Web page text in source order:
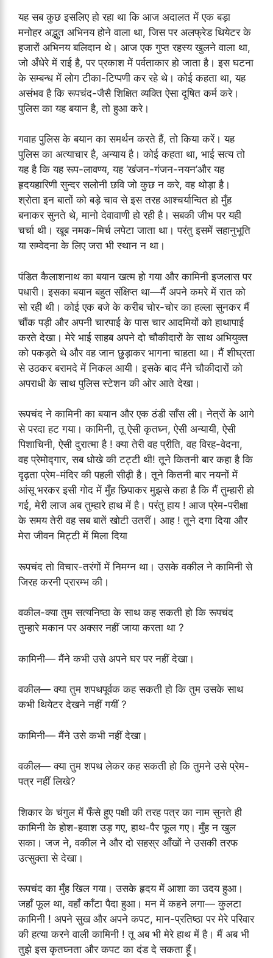
यह सब कुछ इसलिए हो रहा था कि आज अदालत में एक बड़ा
मनोहर अद्भुत अभिनय होने वाला था, जिस पर अलफ्रेड थियेटर के
हजारों अभिनय बलिदान थे। आज एक गुप्त रहस्य खुलने वाला था,
जो अँधेरे में राई है, पर प्रकाश में पर्वताकार हो जाता है। इस घटना
के सम्बन्ध में लोग टीका-टिप्पणी कर रहे थे। कोई कहता था, यह
असंभव है कि रूपचंद-जैसै शिक्षित व्यक्ति ऐसा दूषित कर्म करे।
पुलिस का यह बयान है, तो हुआ करे।
गवाह पुलिस के बयान का समर्थन करते हैं, तो किया करें। यह
पुलिस का अत्याचार है, अन्याय है। कोई कहता था, भाई सत्य तो
यह है कि यह रूप-लावण्य, यह ‘खंजन-गंजन-नयन’और यह
हृदयहारिणी सुन्दर सलोनी छवि जो कुछ न करे, वह थोड़ा है।
श्रोता इन बातों को बड़े चाव से इस तरह आश्चर्यान्वित हो मुँह
बनाकर सुनते थे, मानो देवावाणी हो रही है। सबकी जीभ पर यही
चर्चा थी। खूब नमक-मिर्च लपेटा जाता था। परंतु इसमें सहानुभूति
या सम्वेदना के लिए जरा भी स्थान न था।
पंडित कैलाशनाथ का बयान खत्म हो गया और कामिनी इजलास पर
पधारी। इसका बयान बहुत संक्षिप्त था—मैं अपने कमरे में रात को
सो रही थी। कोई एक बजे के करीब चोर-चोर का हल्ला सुनकर मैं
चौंक पड़ी और अपनी चारपाई के पास चार आदमियों को हाथापाई
करते देखा। मेरे भाई साहब अपने दो चौकीदारों के साथ अभियुक्त
को पकड़ते थे और वह जान छुड़ाकर भागना चाहता था। मैं शीघ्रता
से उठकर बरामदे में निकल आयी। इसके बाद मैंने चौकीदारों को
अपराधी के साथ पुलिस स्टेशन की ओर आते देखा।
रूपचंद ने कामिनी का बयान और एक ठंडी साँस ली। नेत्रों के आगे
से परदा हट गया। कामिनी, तू ऐसी कृतघ्न, ऐसी अन्यायी, ऐसी
पिशाचिनी, ऐसी दुरात्मा है ! क्या तेरी वह प्रीति, वह विरह-वेदना,
वह प्रेमोद्गार, सब धोखे की टट्टी थी! तूने कितनी बार कहा है कि
दृढ़ता प्रेम-मंदिर की पहली सीढ़ी है। तूने कितनी बार नयनों में
आंसू भरकर इसी गोद में मुँह छिपाकर मुझसे कहा है कि मैं तुम्हारी हो
गई, मेरी लाज अब तुम्हारे हाथ में है। परंतु हाय ! आज प्रेम-परीक्षा
के समय तेरी वह सब बातें खोटी उतरीं। आह ! तूने दगा दिया और
मेरा जीवन मिट्टी में मिला दिया
रूपचंद तो विचार-तरंगों में निमग्न था। उसके वकील ने कामिनी से
जिरह करनी प्रारम्भ की।
वकील-क्या तुम सत्यनिष्ठा के साथ कह सकती हो कि रूपचंद
तुम्हारे मकान पर अक्सर नहीं जाया करता था ?
कामिनी— मैंने कभी उसे अपने घर पर नहीं देखा।
वकील— क्या तुम शपथपूर्वक कह सकती हो कि तुम उसके साथ
कभी थियेटर देखने नहीं गयीं ?
कामिनी— मैंने उसे कभी नहीं देखा।
वकील— क्या तुम शपथ लेकर कह सकती हो कि तुमने उसे प्रेम-
पत्र नहीं लिखे?
शिकार के चंगुल में फँसे हुए पक्षी की तरह पत्र का नाम सुनते ही
कामिनी के होश-हवाश उड़ गए, हाथ-पैर फूल गए। मुँह न खुल
सका। जज ने, वकील ने और दो सहस्र आँखों ने उसकी तरफ
उत्सुक्ता से देखा।
रूपचंद का मुँह खिल गया। उसके हृदय में आशा का उदय हुआ।
जहाँ फूल था, वहाँ काँटा पैदा हुआ। मन में कहने लगा— कुलटा
कामिनी ! अपने सुख और अपने कपट, मान-प्रतिष्ठा पर मेरे परिवार
की हत्या करने वाली कामिनी ! तू अब भी मेरे हाथ में है। मैं अब भी
तुझे इस कृतघ्नता और कपट का दंड दे सकता हूँ।